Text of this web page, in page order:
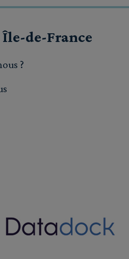
Île-de-France
?